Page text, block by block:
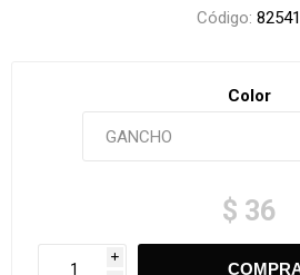
Código: 82541
Color
$ 36
i